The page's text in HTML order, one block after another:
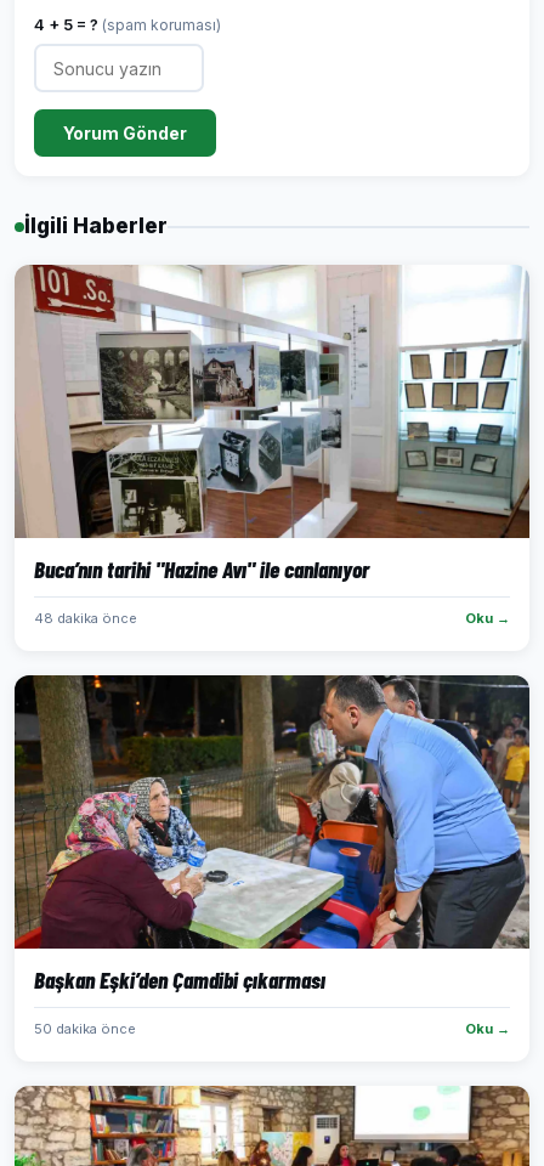
4 + 5 = ? (spam koruması)
Yorum Gönder
İlgili Haberler
Buca’nın tarihi "Hazine Avı" ile canlanıyor
48 dakika önce Oku →
Başkan Eşki’den Çamdibi çıkarması
50 dakika önce Oku →